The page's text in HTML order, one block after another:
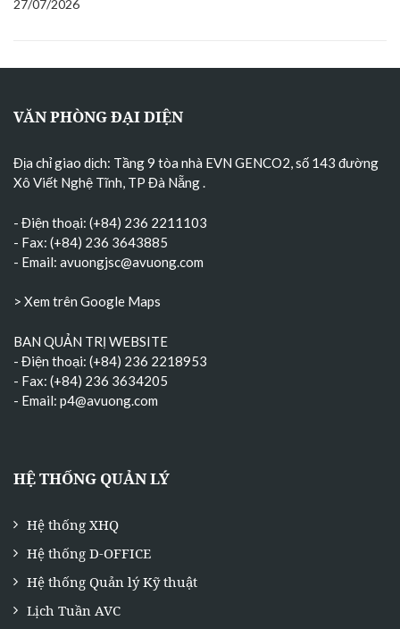
27/07/2026
VĂN PHÒNG ĐẠI DIỆN
Địa chỉ giao dịch: Tầng 9 tòa nhà EVN GENCO2, số 143 đường
Xô Viết Nghệ Tĩnh, TP Đà Nẵng.
- Điện thoại: (+84) 236 2211103
- Fax: (+84) 236 3643885
- Email: avuongjsc@avuong.com
> Xem trên Google Maps
BAN QUẢN TRỊ WEBSITE
- Điện thoại: (+84) 236 2218953
- Fax: (+84) 236 3634205
- Email: p4@avuong.com
HỆ THỐNG QUẢN LÝ
Hệ thống XHQ
Hệ thống D-OFFICE
Hệ thống Quản lý Kỹ thuật
Lịch Tuần AVC